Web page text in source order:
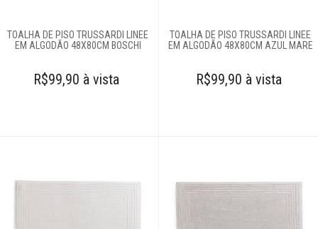
TOALHA DE PISO TRUSSARDI LINEE
EM ALGODÃO 48X80CM BOSCHI
R$99,90 à vista
TOALHA DE PISO TRUSSARDI LINEE
EM ALGODÃO 48X80CM AZUL MARE
R$99,90 à vista